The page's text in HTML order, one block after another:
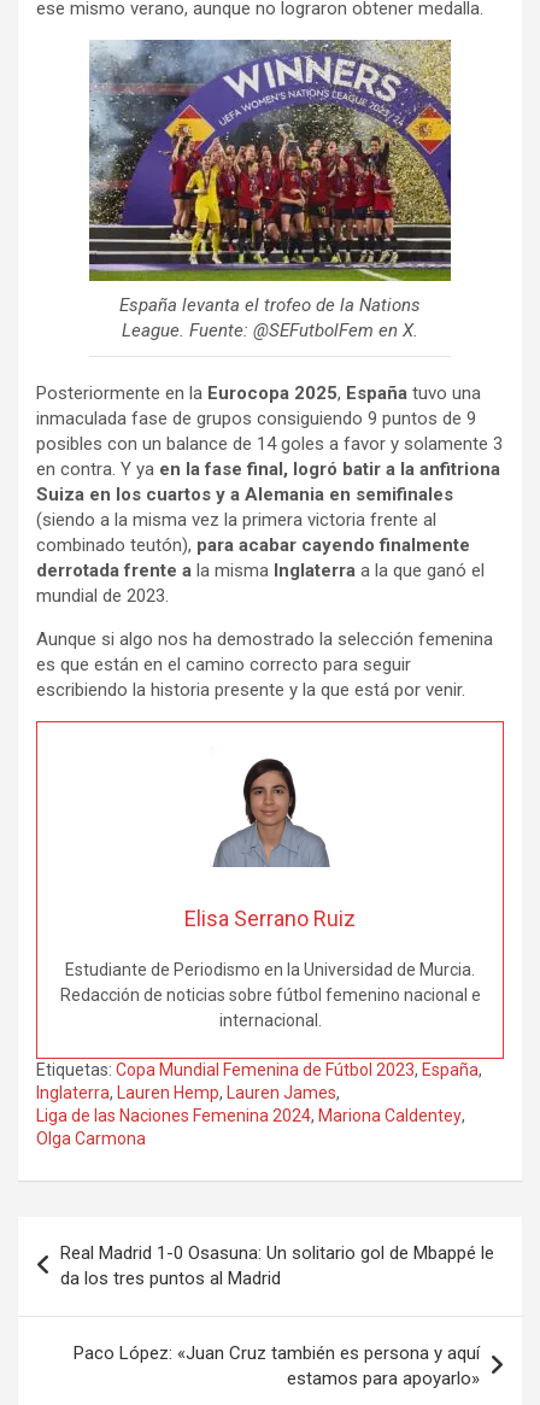
ese mismo verano, aunque no lograron obtener medalla.
España levanta el trofeo de la Nations
League. Fuente: @SEFutbolFem en X.
Posteriormente en la Eurocopa 2025, España tuvo una
inmaculada fase de grupos consiguiendo 9 puntos de 9
posibles con un balance de 14 goles a favor y solamente 3
en contra. Y ya en la fase final, logró batir a la anfitriona
Suiza en los cuartos y a Alemania en semifinales
(siendo a la misma vez la primera victoria frente al
combinado teutón), para acabar cayendo finalmente
derrotada frente a la misma Inglaterra a la que ganó el
mundial de 2023.
Aunque si algo nos ha demostrado la selección femenina
es que están en el camino correcto para seguir
escribiendo la historia presente y la que está por venir.
Elisa Serrano Ruiz
Estudiante de Periodismo en la Universidad de Murcia.
Redacción de noticias sobre fútbol femenino nacional e
internacional.
Etiquetas: Copa Mundial Femenina de Fútbol 2023, España,
Inglaterra, Lauren Hemp, Lauren James,
Liga de las Naciones Femenina 2024, Mariona Caldentey,
Olga Carmona
de
entradas
Real Madrid 1-0 Osasuna: Un solitario gol de Mbappé le
da los tres puntos al Madrid
Paco López: «Juan Cruz también es persona y aquí
estamos para apoyarlo»